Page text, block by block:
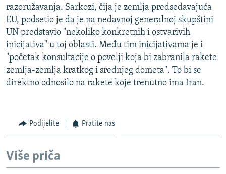
INFOGRAFIKE
KINA NA BALKANU
RSE PRIČE IZ SVIJETA
ISPRIČAJ MI
DNEVNO@RSE
SPECIJALI RSE
TV LIBERTY
POST SCRIPTUM
Sve RFE/RL stranice
razoružavanja. Sarkozi, čija je zemlja predsedavajuća
EU, podsetio je da je na nedavnoj generalnoj skupštini
UN predstavio "nekoliko konkretnih i ostvarivih
inicijativa" u toj oblasti. Među tim inicijativama je i
"početak konsultacije o povelji koja bi zabranila rakete
zemlja-zemlja kratkog i srednjeg dometa". To bi se
direktno odnosilo na rakete koje trenutno ima Iran.
Podijelite Pratite nas
Više priča